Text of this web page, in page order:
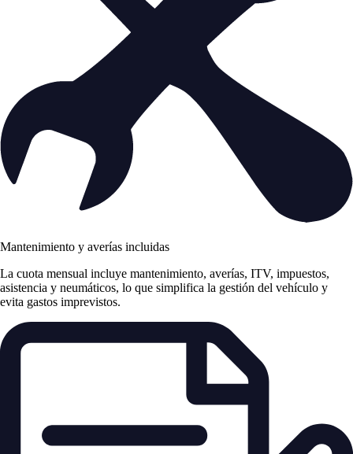
Mantenimiento y averías incluidas
La cuota mensual incluye mantenimiento, averías, ITV, impuestos,
asistencia y neumáticos, lo que simplifica la gestión del vehículo y
evita gastos imprevistos.